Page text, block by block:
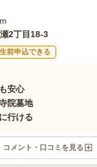
2丁目18-3
生前申込できる
安心
院墓地
行ける
コメント・口コミを見る